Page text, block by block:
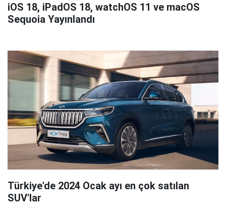
iOS 18, iPadOS 18, watchOS 11 ve macOS
Sequoia Yayınlandı
Türkiye'de 2024 Ocak ayı en çok satılan
SUV'lar